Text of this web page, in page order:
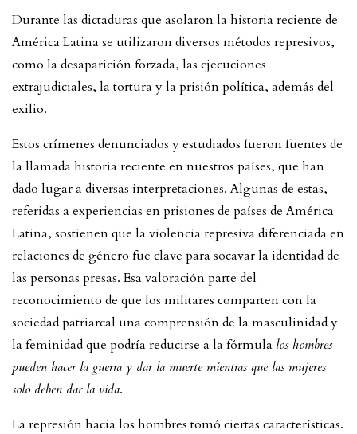
Durante las dictaduras que asolaron la historia reciente de
América Latina se utilizaron diversos métodos represivos,
como la desaparición forzada, las ejecuciones
extrajudiciales, la tortura y la prisión política, además del
exilio.
Estos crímenes denunciados y estudiados fueron fuentes de
la llamada historia reciente en nuestros países, que han
dado lugar a diversas interpretaciones. Algunas de estas,
referidas a experiencias en prisiones de países de América
Latina, sostienen que la violencia represiva diferenciada en
relaciones de género fue clave para socavar la identidad de
las personas presas. Esa valoración parte del
reconocimiento de que los militares comparten con la
sociedad patriarcal una comprensión de la masculinidad y
la feminidad que podría reducirse a la fórmula los hombres
pueden hacer la guerra y dar la muerte mientras que las mujeres
solo deben dar la vida.
La represión hacia los hombres tomó ciertas características.